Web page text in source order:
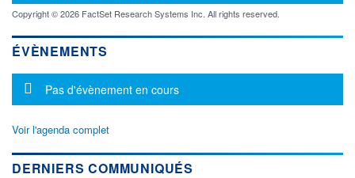
Copyright © 2026 FactSet Research Systems Inc. All rights reserved.
ÉVÈNEMENTS
Message d'information
Pas d'évènement en cours
Voir l'agenda complet
DERNIERS COMMUNIQUÉS